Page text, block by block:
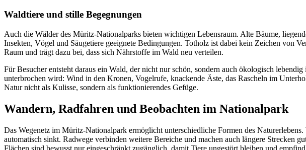
Waldtiere und stille Begegnungen
Auch die Wälder des Müritz-Nationalparks bieten wichtigen Lebensraum. Alte Bäume,
Insekten, Vögel und Säugetiere geeignete Bedingungen. Totholz ist dabei kein Zeichen von
Raum und trägt dazu bei, dass sich Nährstoffe im Wald neu verteilen.
Für Besucher entsteht daraus ein Wald, der nicht nur schön, sondern auch ökologisch
unterbrochen wird: Wind in den Kronen, Vogelrufe, knackende Äste, das Rascheln im
Natur nicht als Kulisse, sondern als funktionierendes Gefüge.
Wandern, Radfahren und Beobachten im Nationalpark
Das Wegenetz im Müritz-Nationalpark ermöglicht unterschiedliche Formen des
automatisch sinkt. Radwege verbinden weitere Bereiche und machen auch längere Strecken
Flächen sind bewusst nur eingeschränkt zugänglich, damit Tiere ungestört bleiben und